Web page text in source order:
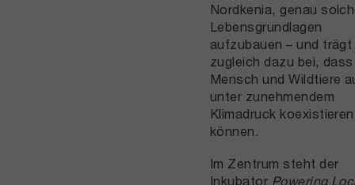
Nordkenia, genau
Lebensgrundlagen
aufzubauen – und trägt
zugleich dazu bei, dass
Mensch und Wildtiere
unter zunehmendem
Klimadruck koexistieren
können.
Im Zentrum steht der
Inkubator Powering